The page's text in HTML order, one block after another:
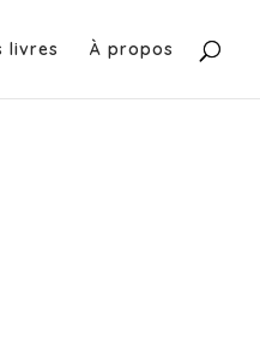
livres À propos